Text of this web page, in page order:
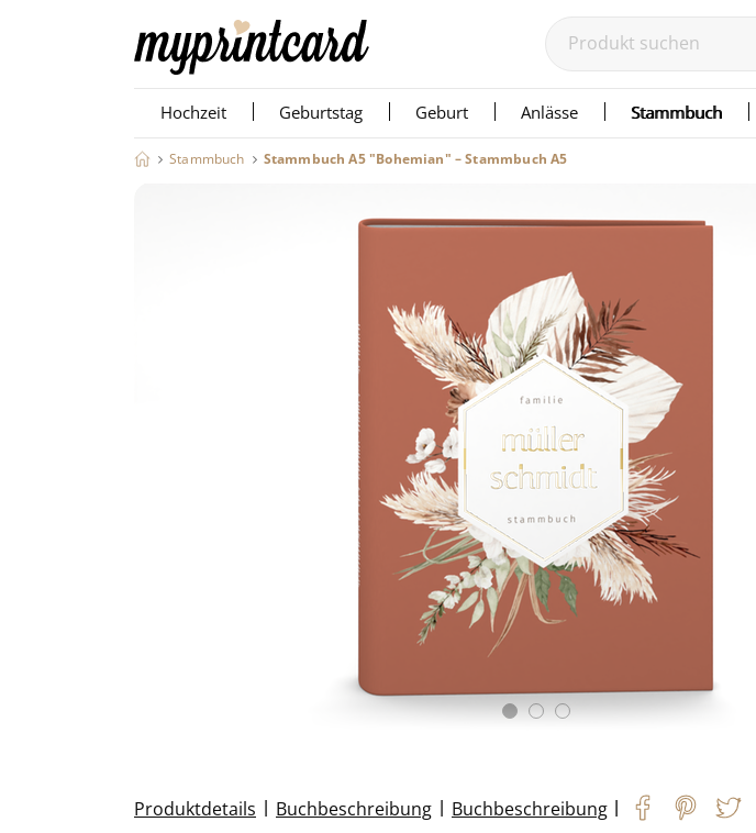
Hochzeit Geburtstag Geburt Anlässe Stammbuch
Stammbuch Stammbuch A5 "Bohemian" – Stammbuch A5
Produktdetails | Buchbeschreibung | Buchbeschreibung |